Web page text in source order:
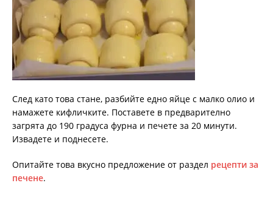
След като това стане, разбийте едно яйце с малко олио и
намажете кифличките. Поставете в предварително
загрята до 190 градуса фурна и печете за 20 минути.
Извадете и поднесете.
Опитайте това вкусно предложение от раздел рецепти за
печене.